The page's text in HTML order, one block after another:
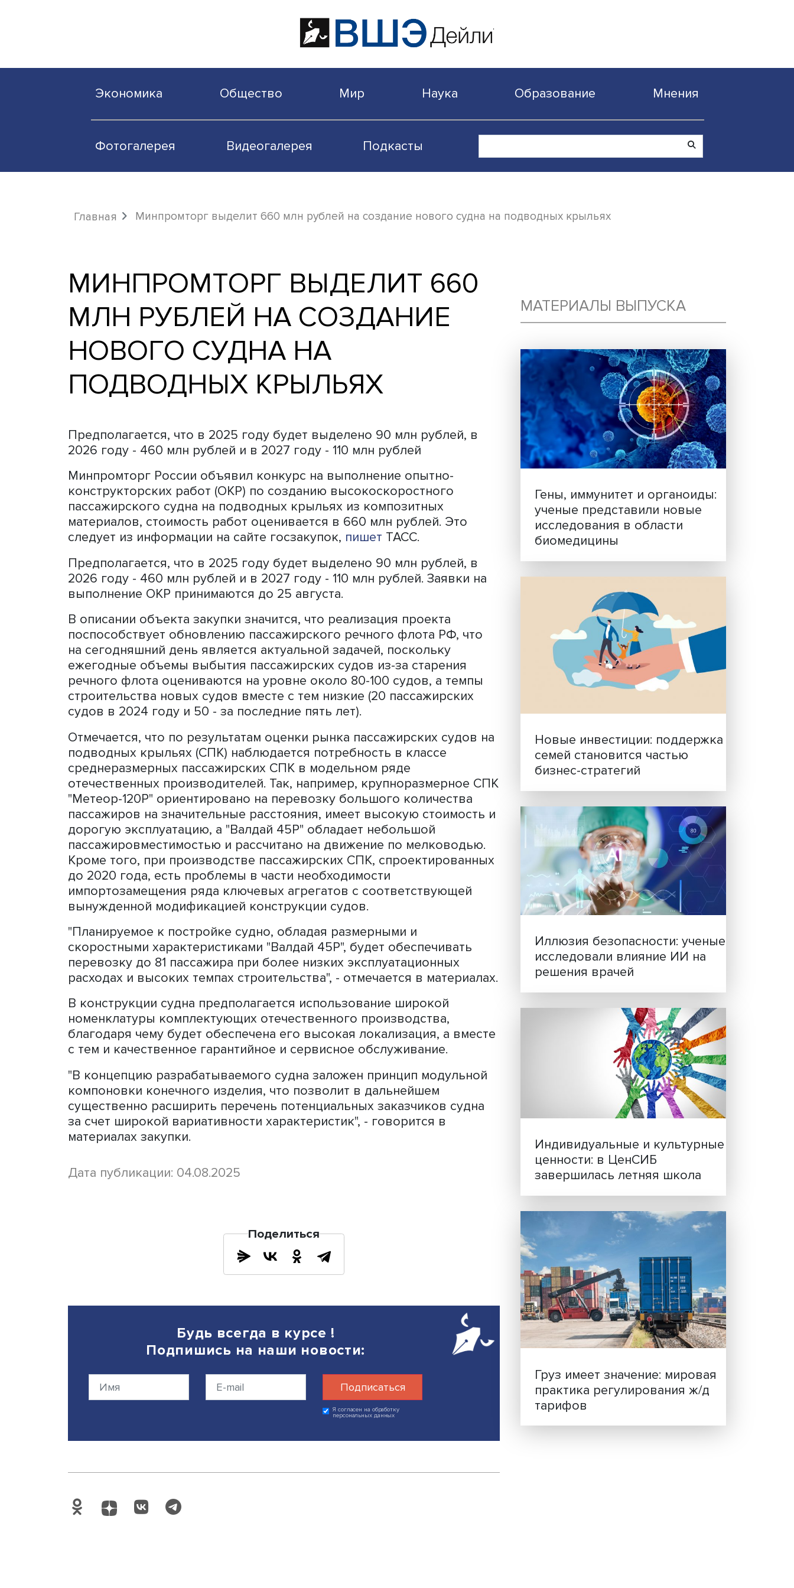
Фотогалерея Видеогалерея Подкасты
МИНПРОМТОРГ ВЫДЕЛИТ 660
МЛН РУБЛЕЙ НА СОЗДАНИЕ
НОВОГО СУДНА НА
ПОДВОДНЫХ КРЫЛЬЯХ
Предполагается, что в 2025 году будет выделено 90 млн рублей, в
2026 году - 460 млн рублей и в 2027 году - 110 млн рублей
Минпромторг России объявил конкурс на выполнение опытно-
конструкторских работ (ОКР) по созданию высокоскоростного
пассажирского судна на подводных крыльях из композитных
материалов, стоимость работ оценивается в 660 млн рублей. Это
следует из информации на сайте госзакупок,пишетТАСС.
Предполагается, что в 2025 году будет выделено 90 млн рублей, в
2026 году - 460 млн рублей и в 2027 году - 110 млн рублей. Заявки на
выполнение ОКР принимаются до 25 августа.
В описании объекта закупки значится, что реализация проекта
на сегодняшний день является актуальной задачей, поскольку
ежегодные объемы выбытия пассажирских судов из-за старения
речного флота оцениваются на уровне около 80-100 судов, а темпы
строительства новых судов вместе с тем низкие (20 пассажирских
судов в 2024 году и 50 - за последние пять лет).
Отмечается, что по результатам оценки рынка пассажирских судов на
подводных крыльях (СПК) наблюдается потребность в классе
среднеразмерных пассажирских СПК в модельном ряде
отечественных производителей. Так, например, крупноразмерное СПК
"Метеор-120Р" ориентировано на перевозку большого количества
пассажиров на значительные расстояния, имеет высокую стоимость и
дорогую эксплуатацию, а "Валдай 45Р" обладает небольшой
пассажировместимостью и рассчитано на движение по мелководью.
Кроме того, при производстве пассажирских СПК, спроектированных
до 2020 года, есть проблемы в части необходимости
импортозамещения ряда ключевых агрегатов с соответствующей
вынужденной модификацией конструкции судов.
"Планируемое к постройке судно, обладая размерными и
скоростными характеристиками "Валдай 45Р", будет обеспечивать
перевозку до 81 пассажира при более низких эксплуатационных
расходах и высоких темпах строительства", - отмечается в материалах.
номенклатуры комплектующих отечественного производства,
"В концепцию разрабатываемого судна заложен принцип модульной
компоновки конечного изделия, что позволит в дальнейшем
существенно расширить перечень потенциальных заказчиков судна
материалах закупки.
Дата публикации: 04.08.2025
Поделиться
МАТЕРИАЛЫ ВЫПУСКА
ученые представили
исследования в области
биомедицины
Новые инвестиции:
семей становится частью
бизнес-стратегий
Иллюзия безопасности:
исследовали влияние
решения врачей
Индивидуальные и
ценности: в ЦенСИБ
завершилась летняя